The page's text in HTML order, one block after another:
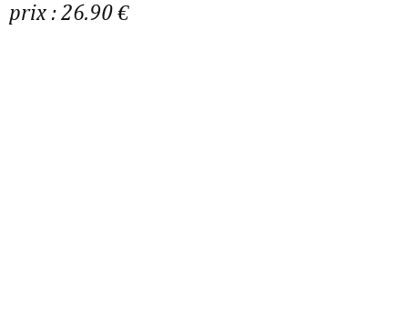
prix : 26.90 €